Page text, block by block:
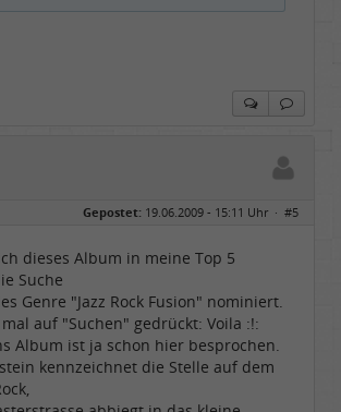
Gepostet: 19.06.2009 - 15:11 Uhr · #5
dieses Album in meine Top 5
Suche
Genre "Jazz Rock Fusion" nominiert.
auf "Suchen" gedrückt: Voila :!:
Album ist ja schon hier besprochen.
kennzeichnet die Stelle auf dem